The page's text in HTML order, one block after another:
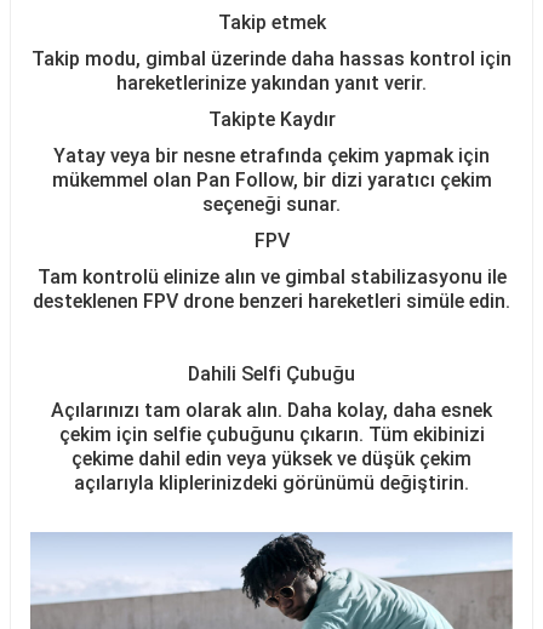
Takip etmek
Takip modu, gimbal üzerinde daha hassas kontrol için
hareketlerinize yakından yanıt verir.
Takipte Kaydır
Yatay veya bir nesne etrafında çekim yapmak için
mükemmel olan Pan Follow, bir dizi yaratıcı çekim
seçeneği sunar.
FPV
Tam kontrolü elinize alın ve gimbal stabilizasyonu ile
desteklenen FPV drone benzeri hareketleri simüle edin.
Dahili Selfi Çubuğu
Açılarınızı tam olarak alın. Daha kolay, daha esnek
çekim için selfie çubuğunu çıkarın. Tüm ekibinizi
çekime dahil edin veya yüksek ve düşük çekim
açılarıyla kliplerinizdeki görünümü değiştirin.